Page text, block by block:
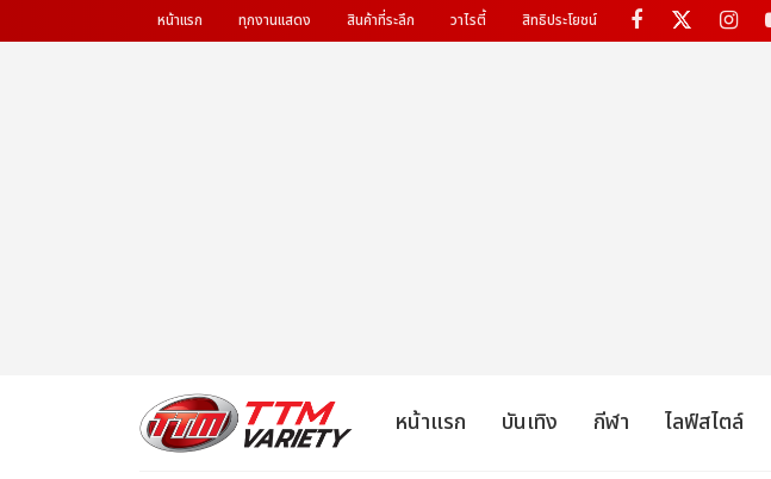
หน้าแรก ทุกงานแสดง สินค้าที่ระลึก วาไรตี้ สิทธิประโยชน์
หน้าแรก บันเทิง กีฬา ไลฟ์สไตล์